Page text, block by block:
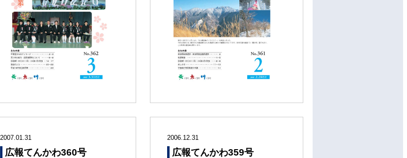
2007.01.31
広報てんかわ360号
2006.12.31
広報てんかわ359号